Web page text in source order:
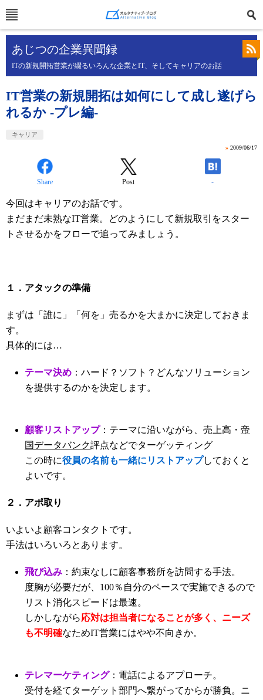
あじつの企業異聞録
ITの新規開拓営業が綴るいろんな企業とIT、そしてキャリアのお話
IT営業の新規開拓は如何にして成し遂げら
れるか -プレ編-
キャリア
» 2009/06/17
Share Post -
今回はキャリアのお話です。
まだまだ未熟なIT営業。どのようにして新規取引をスター
トさせるかをフローで追ってみましょう。
１．アタックの準備
まずは「誰に」「何を」売るかを大まかに決定しておきま
す。
具体的には…
テーマ決め ：ハード？ソフト？どんなソリューション
を提供するのかを決定します。
顧客リストアップ：テーマに沿いながら、売上高・ 帝
国データバンク評点などでターゲッティング
この時に役員の名前も一緒にリストアップしておくと
よいです。
２．アポ取り
いよいよ顧客コンタクトです。
手法はいろいろとあります。
飛び込み ：約束なしに顧客事務所を訪問する手法。
度胸が必要だが、100％自分のペースで実施できるので
リスト消化スピードは最速。
しかしながら応対は担当者になることが多く、ニーズ
も不明確なためIT営業にはやや不向きか。
テレマーケティング：電話によるアプローチ。
受付を経てターゲット部門へ繋がってからが勝負。ニ